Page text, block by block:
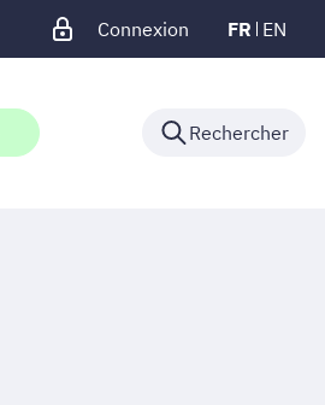
Connexion FR EN
Rechercher